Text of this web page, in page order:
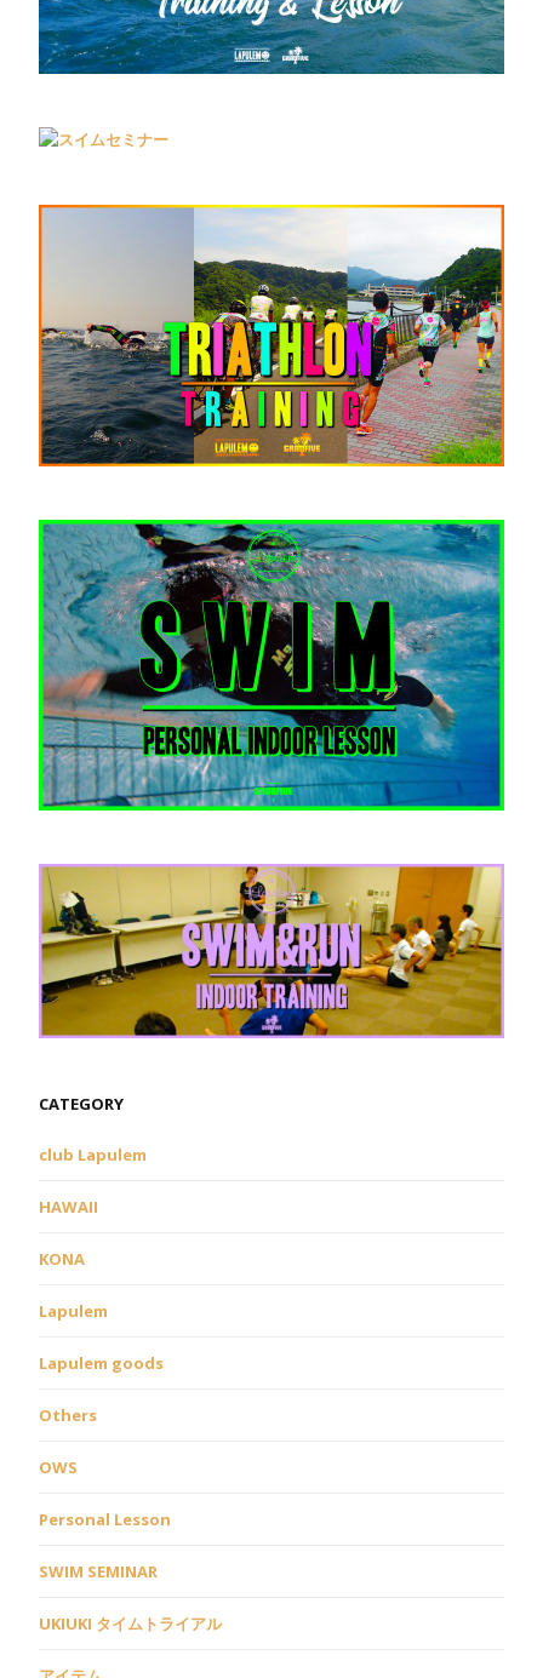
CATEGORY
club Lapulem
HAWAII
KONA
Lapulem
Lapulem goods
Others
OWS
Personal Lesson
SWIM SEMINAR
UKIUKI タイムトライアル